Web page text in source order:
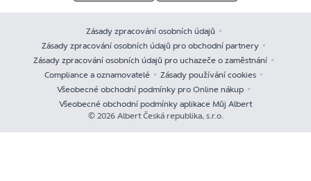
Zásady zpracování osobních údajů
Zásady zpracování osobních údajů pro obchodní partnery
Zásady zpracování osobních údajů pro uchazeče o zaměstnání
Compliance a oznamovatelé
Zásady používání cookies
Všeobecné obchodní podmínky pro Online nákup
Všeobecné obchodní podmínky aplikace Můj Albert
© 2026 Albert Česká republika, s.r.o.